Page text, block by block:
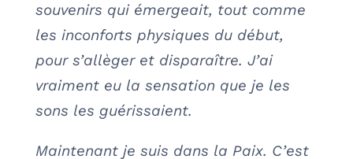
souvenirs qui émergeait, tout comme
les inconforts physiques du début,
pour s’allèger et disparaître. J’ai
vraiment eu la sensation que je les
sons les guérissaient.
Maintenant je suis dans la Paix. C’est